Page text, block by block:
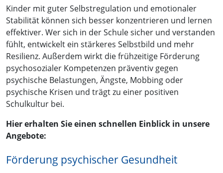
Kinder mit guter Selbstregulation und emotionaler
Stabilität können sich besser konzentrieren und lernen
effektiver. Wer sich in der Schule sicher und verstanden
fühlt, entwickelt ein stärkeres Selbstbild und mehr
Resilienz. Außerdem wirkt die frühzeitige Förderung
psychosozialer Kompetenzen präventiv gegen
psychische Belastungen, Ängste, Mobbing oder
psychische Krisen und trägt zu einer positiven
Schulkultur bei.
Hier erhalten Sie einen schnellen Einblick in unsere
Angebote:
Förderung psychischer Gesundheit